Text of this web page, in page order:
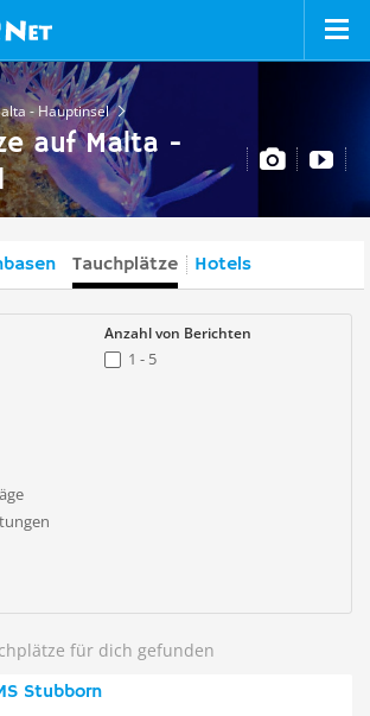
- Hauptinsel
auf Malta -
Tauchplätze Hotels
Anzahl von Berichten
1 - 5
für dich gefunden
Stubborn